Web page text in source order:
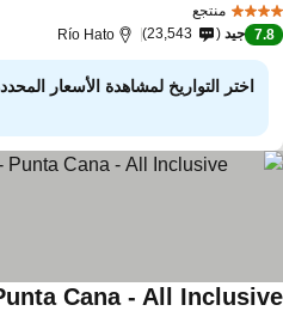
منتجع
7.8 جيد 23,543
Río Hato
اختر التواريخ لمشاهدة الأسعار المحددة